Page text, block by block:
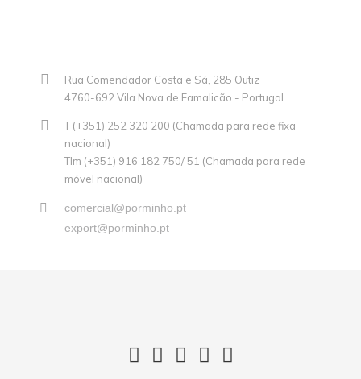
Rua Comendador Costa e Sá, 285 Outiz
4760-692 Vila Nova de Famalicão - Portugal
T (+351) 252 320 200 (Chamada para rede fixa
nacional)
Tlm (+351) 916 182 750/ 51 (Chamada para rede
móvel nacional)
comercial@porminho.pt
export@porminho.pt